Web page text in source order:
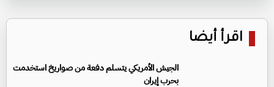
اقرأ أيضا
الجيش الأمريكي يتسلم دفعة من صواريخ استخدمت
بحرب إيران